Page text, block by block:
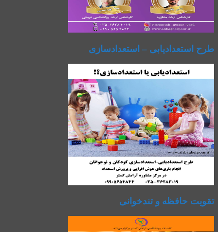
طرح استعدادیابی – استعدادسازی
تقویت حافظه و تندخوانی